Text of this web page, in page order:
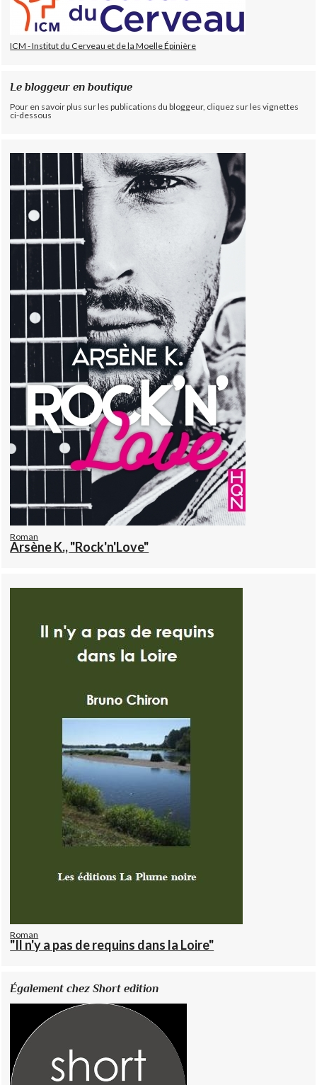
ICM - Institut du Cerveau et de la Moelle Épinière
Le bloggeur en boutique
Pour en savoir plus sur les publications du bloggeur, cliquez sur les vignettes
ci-dessous
Roman
Arsène K., "Rock'n'Love"
Roman
"Il n'y a pas de requins dans la Loire"
Également chez Short edition